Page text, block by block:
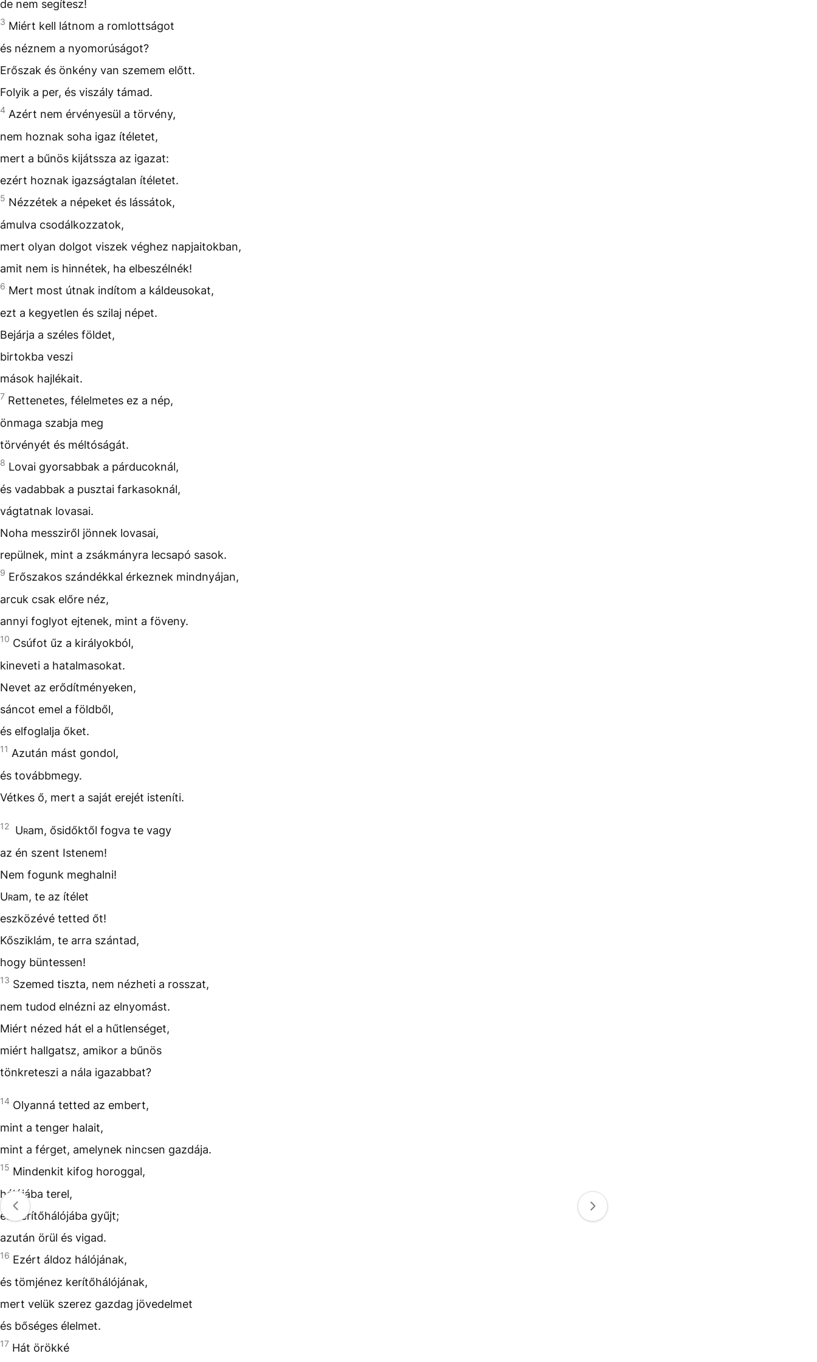
de nem segítesz!
3 Miért kell látnom a romlottságot
és néznem a nyomorúságot?
Erőszak és önkény van szemem előtt.
Folyik a per, és viszály támad.
4 Azért nem érvényesül a törvény,
nem hoznak soha igaz ítéletet,
mert a bűnös kijátssza az igazat:
ezért hoznak igazságtalan ítéletet.
5 Nézzétek a népeket és lássátok,
ámulva csodálkozzatok,
mert olyan dolgot viszek véghez napjaitokban,
amit nem is hinnétek, ha elbeszélnék!
6 Mert most útnak indítom a káldeusokat,
ezt a kegyetlen és szilaj népet.
Bejárja a széles földet,
birtokba veszi
mások hajlékait.
7 Rettenetes, félelmetes ez a nép,
önmaga szabja meg
törvényét és méltóságát.
8 Lovai gyorsabbak a párducoknál,
és vadabbak a pusztai farkasoknál,
vágtatnak lovasai.
Noha messziről jönnek lovasai,
repülnek, mint a zsákmányra lecsapó sasok.
9 Erőszakos szándékkal érkeznek mindnyájan,
arcuk csak előre néz,
annyi foglyot ejtenek, mint a föveny.
10 Csúfot űz a királyokból,
kineveti a hatalmasokat.
Nevet az erődítményeken,
sáncot emel a földből,
és elfoglalja őket.
11 Azután mást gondol,
és továbbmegy.
Vétkes ő, mert a saját erejét isteníti.
12 Uram, ősidőktől fogva te vagy
az én szent Istenem!
Nem fogunk meghalni!
Uram, te az ítélet
eszközévé tetted őt!
Kősziklám, te arra szántad,
hogy büntessen!
13 Szemed tiszta, nem nézheti a rosszat,
nem tudod elnézni az elnyomást.
Miért nézed hát el a hűtlenséget,
miért hallgatsz, amikor a bűnös
tönkreteszi a nála igazabbat?
14 Olyanná tetted az embert,
mint a tenger halait,
mint a férget, amelynek nincsen gazdája.
15 Mindenkit kifog horoggal,
hálójába terel,
és kerítőhálójába gyűjt;
azután örül és vigad.
16 Ezért áldoz hálójának,
és tömjénez kerítőhálójának,
mert velük szerez gazdag jövedelmet
és bőséges élelmet.
17 Hát örökké